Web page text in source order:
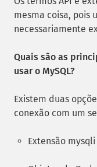
mesma coisa, pois
necessariamente
Quais são as
usar o MySQL?
Existem duas
conexão com um
Extensão mysqli